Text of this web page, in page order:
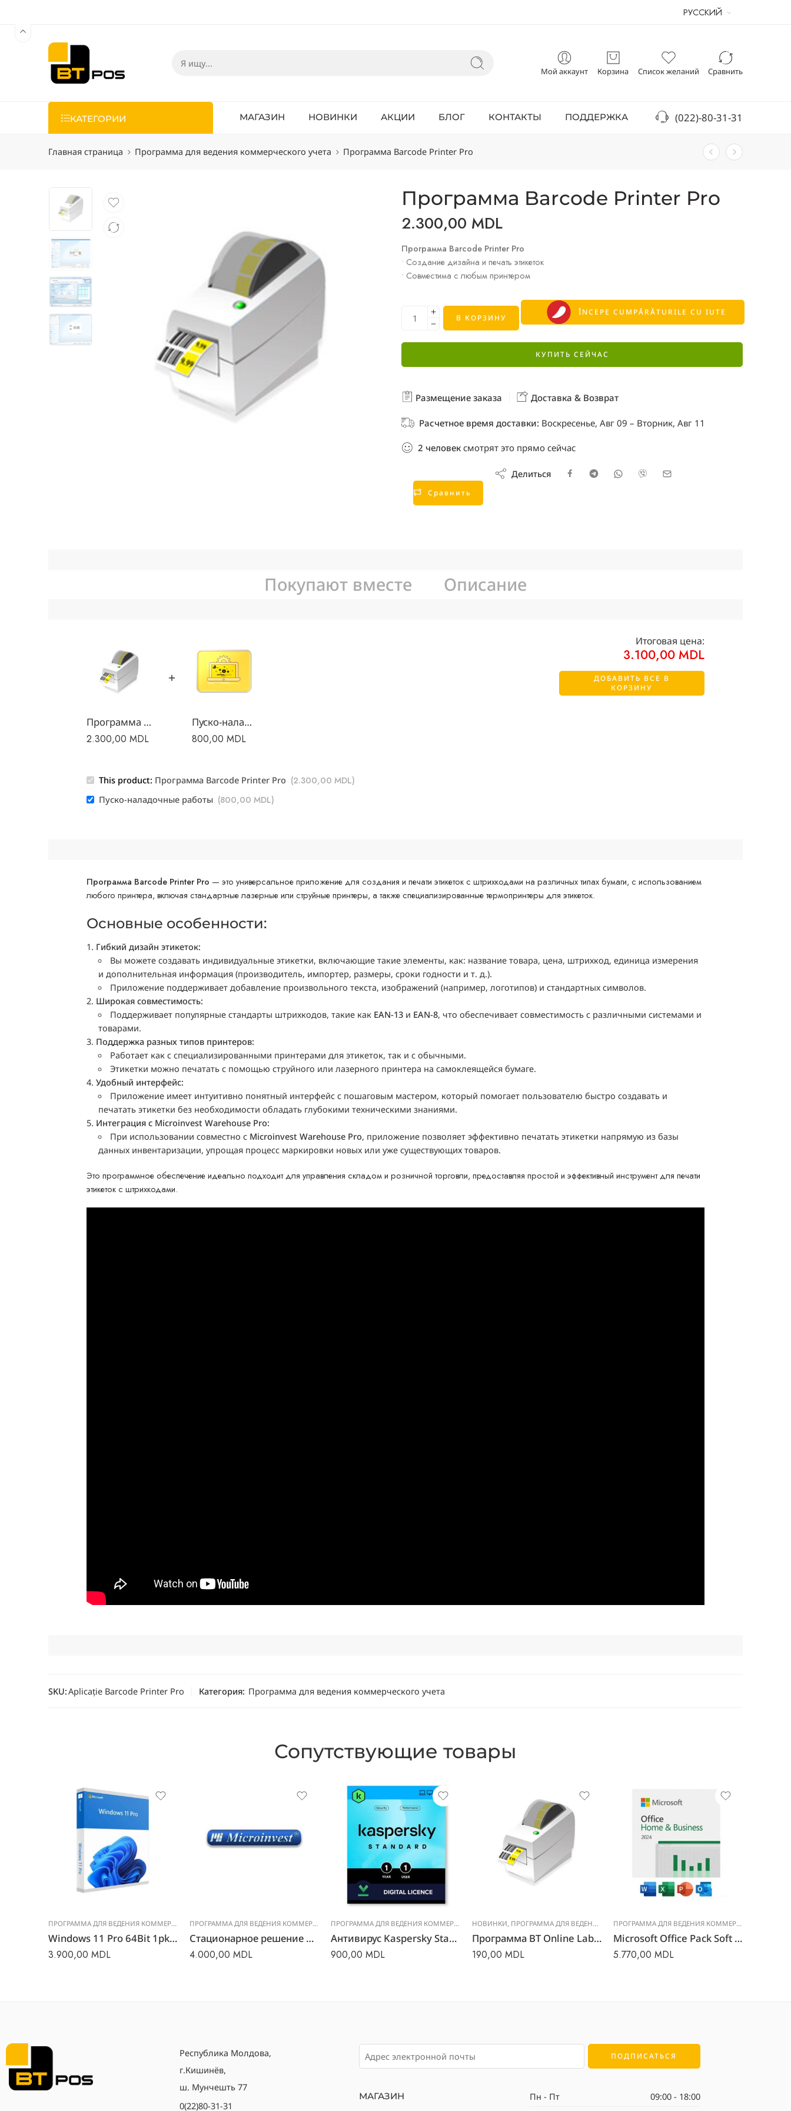
РУССКИЙ
Мой аккаунт Корзина Список желаний Сравнить
КАТЕГОРИИ МАГАЗИН НОВИНКИ АКЦИИ БЛОГ КОНТАКТЫ ПОДДЕРЖКА (022)-80-31-31
Главная страница Программа для ведения коммерческого учета Программа Barcode Printer Pro
Программа Barcode Printer Pro
2.300,00 MDL
Программа Barcode Printer Pro
• Создание дизайна и печать этикеток
• Совместима с любым принтером
В КОРЗИНУ
ÎNCEPE CUMPĂRĂTURILE CU IUTE
КУПИТЬ СЕЙЧАС
Размещение заказа Доставка & Возврат
Расчетное время доставки: Воскресенье, Авг 09 – Вторник, Авг 11
2 человек смотрят это прямо сейчас
Сравнить
Делиться
Покупают вместе Описание
Программа Barcode Printer Pro
2.300,00 MDL
Пуско-наладочные работы
800,00 MDL
This product: Программа Barcode Printer Pro (2.300,00 MDL)
Пуско-наладочные работы (800,00 MDL)
Итоговая цена:
3.100,00MDL
ДОБАВИТЬ ВСЕ В
КОРЗИНУ
Программа Barcode Printer Pro — это универсальное приложение для создания и печати этикеток с штрихкодами на различных типах бумаги, с использованием
любого принтера, включая стандартные лазерные или струйные принтеры, а также специализированные термопринтеры для этикеток.
Основные особенности:
Гибкий дизайн этикеток:
Вы можете создавать индивидуальные этикетки, включающие такие элементы, как: название товара, цена, штрихкод, единица измерения
и дополнительная информация (производитель, импортер, размеры, сроки годности и т. д.).
Приложение поддерживает добавление произвольного текста, изображений (например, логотипов) и стандартных символов.
Широкая совместимость:
Поддерживает популярные стандарты штрихкодов, такие как EAN-13 и EAN-8, что обеспечивает совместимость с различными системами и
товарами.
Поддержка разных типов принтеров:
Работает как с специализированными принтерами для этикеток, так и с обычными.
Этикетки можно печатать с помощью струйного или лазерного принтера на самоклеящейся бумаге.
Удобный интерфейс:
Приложение имеет интуитивно понятный интерфейс с пошаговым мастером, который помогает пользователю быстро создавать и
печатать этикетки без необходимости обладать глубокими техническими знаниями.
Интеграция с Microinvest Warehouse Pro:
При использовании совместно с Microinvest Warehouse Pro, приложение позволяет эффективно печатать этикетки напрямую из базы
данных инвентаризации, упрощая процесс маркировки новых или уже существующих товаров.
Это программное обеспечение идеально подходит для управления складом и розничной торговли, предоставляя простой и эффективный инструмент для печати
этикеток с штрихкодами.
SKU:Aplicație Barcode Printer Pro Категория: Программа для ведения коммерческого учета
Сопутствующие товары
ПРОГРАММА ДЛЯ ВЕДЕНИЯ КОММЕРЧЕСКОГО УЧЕТА
Windows 11 Pro 64Bit 1pk DSP OEI DVD
3.900,00 MDL
ПРОГРАММА ДЛЯ ВЕДЕНИЯ КОММЕРЧЕСКОГО УЧЕТА
Стационарное решение Microinvest
4.000,00 MDL
ПРОГРАММА ДЛЯ ВЕДЕНИЯ КОММЕРЧЕСКОГО УЧЕТА
Антивирус Kaspersky Standard
900,00 MDL
НОВИНКИ, ПРОГРАММА ДЛЯ ВЕДЕНИЯ КОММЕРЧЕСКОГО УЧЕТА
Программа BT Online Label Manager
190,00 MDL
ПРОГРАММА ДЛЯ ВЕДЕНИЯ КОММЕРЧЕСКОГО УЧЕТА
Microsoft Office Pack Soft Windows
5.770,00 MDL
Республика Молдова,
г.Кишинёв,
ш. Мунчешть 77
0(22)80-31-31
МАГАЗИН
Пн - Пт
09:00 - 18:00